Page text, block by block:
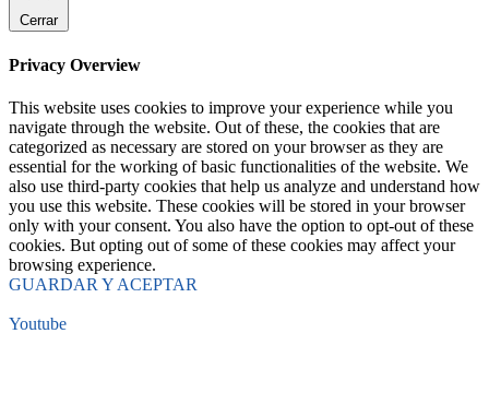
Cerrar
Privacy Overview
This website uses cookies to improve your experience while you
navigate through the website. Out of these, the cookies that are
categorized as necessary are stored on your browser as they are
essential for the working of basic functionalities of the website. We
also use third-party cookies that help us analyze and understand how
you use this website. These cookies will be stored in your browser
only with your consent. You also have the option to opt-out of these
cookies. But opting out of some of these cookies may affect your
browsing experience.
GUARDAR Y ACEPTAR
Youtube